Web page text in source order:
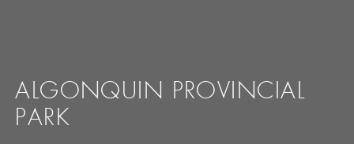
ALGONQUIN PROVINCIAL
PARK